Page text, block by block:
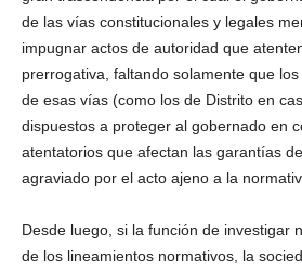
de las vías constitucionales y legales
impugnar actos de autoridad que
prerrogativa, faltando solamente que
de esas vías (como los de Distrito en
dispuestos a proteger al gobernado en
atentatorios que afectan las garantías
agraviado por el acto ajeno a la
Desde luego, si la función de investigar
de los lineamientos normativos, la